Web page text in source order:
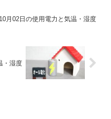
月02日の使用電力と気温・湿度
・湿度